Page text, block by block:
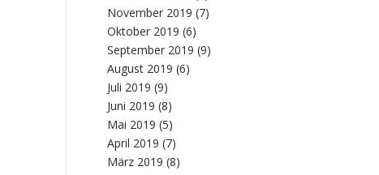
November 2019 (7)
Oktober 2019 (6)
September 2019 (9)
August 2019 (6)
Juli 2019 (9)
Juni 2019 (8)
Mai 2019 (5)
April 2019 (7)
März 2019 (8)